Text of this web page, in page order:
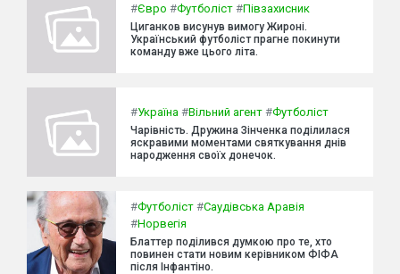
#Євро #Футболіст #Півзахисник
Циганков висунув вимогу Жироні.
Український футболіст прагне покинути
команду вже цього літа.
#Україна #Вільний агент #Футболіст
Чарівність. Дружина Зінченка поділилася
яскравими моментами святкування днів
народження своїх донечок.
#Футболіст #Саудівська Аравія
#Норвегія
Блаттер поділився думкою про те, хто
повинен стати новим керівником ФІФА
після Інфантіно.